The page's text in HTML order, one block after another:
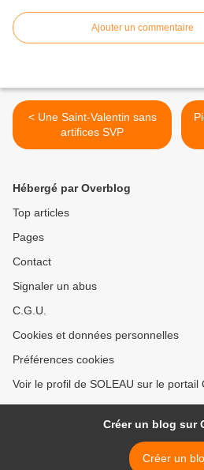
Ajouter un commentaire
< Une Saint-Valentin sans
artifices SVP
Hébergé par Overblog
Top articles
Pages
Contact
Signaler un abus
C.G.U.
Cookies et données personnelles
Préférences cookies
Voir le profil de SOLEAU sur le portail
Créer un blog sur
Créer un